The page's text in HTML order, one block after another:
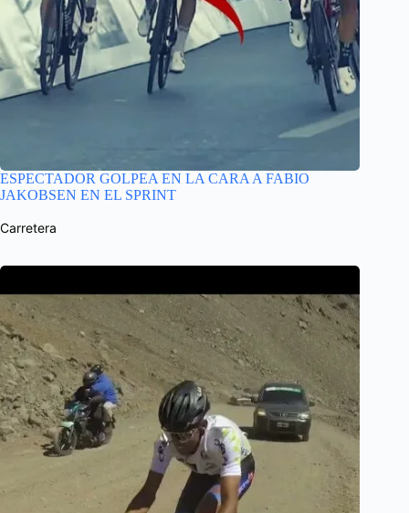
ESPECTADOR GOLPEA EN LA CARA A FABIO
JAKOBSEN EN EL SPRINT
Carretera